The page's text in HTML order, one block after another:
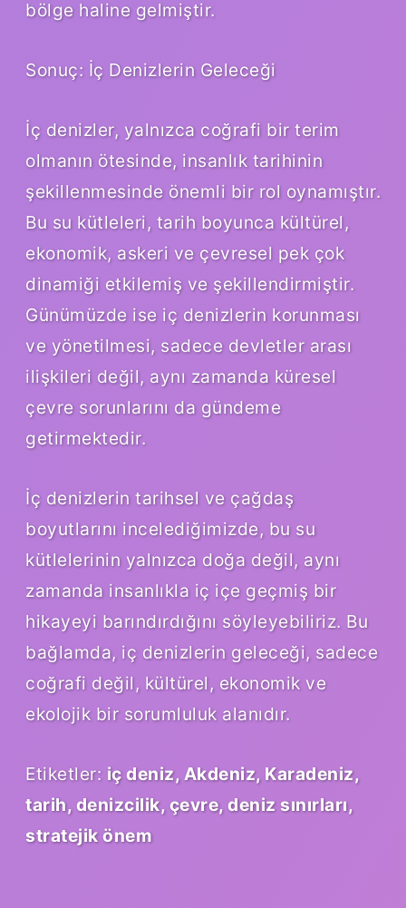
bölge haline gelmiştir.
Sonuç: İç Denizlerin Geleceği
İç denizler, yalnızca coğrafi bir terim
olmanın ötesinde, insanlık tarihinin
şekillenmesinde önemli bir rol oynamıştır.
Bu su kütleleri, tarih boyunca kültürel,
ekonomik, askeri ve çevresel pek çok
dinamiği etkilemiş ve şekillendirmiştir.
Günümüzde ise iç denizlerin korunması
ve yönetilmesi, sadece devletler arası
ilişkileri değil, aynı zamanda küresel
çevre sorunlarını da gündeme
getirmektedir.
İç denizlerin tarihsel ve çağdaş
boyutlarını incelediğimizde, bu su
kütlelerinin yalnızca doğa değil, aynı
zamanda insanlıkla iç içe geçmiş bir
hikayeyi barındırdığını söyleyebiliriz. Bu
bağlamda, iç denizlerin geleceği, sadece
coğrafi değil, kültürel, ekonomik ve
ekolojik bir sorumluluk alanıdır.
Etiketler: iç deniz, Akdeniz, Karadeniz,
tarih, denizcilik, çevre, deniz sınırları,
stratejik önem